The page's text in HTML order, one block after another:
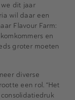
we dit jaar
wil daar een
Flavour Farm:
en
groter moeten
diverse
een rol. “Het